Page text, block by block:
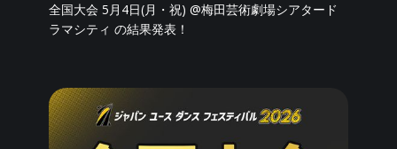
全国大会 5月4日(月・祝) @梅田芸術劇場シアタード
ラマシティ の結果発表！